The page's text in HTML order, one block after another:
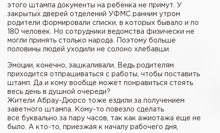
этого штампа документы на ребенка не примут. У
закрытых дверей отделений УФМС ранним утром
родители формировали списки, в которых бывало и по
180 человек. Но сотрудники ведомства физически не
могли принять столько народа. Поэтому больше
половины людей уходили не солоно хлебавши.
Эмоции, конечно, зашкаливали. Ведь родителям
приходится отпрашиваться с работы, чтобы поставить
штамп. Да и кому вообще может понравиться стоять
весь день в душной очереди?
Жители Абрау-Дюрсо тоже ездили за получением
заветного штампа. Кому-то повезло сделать
все буквально за пару часов, так как ажиотажа еще не
было. А кто-то, приезжая к началу рабочего дня,